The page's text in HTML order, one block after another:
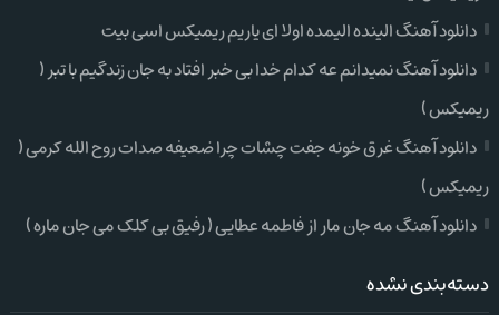
دانلود آهنگ الینده الیمده اولا ای یاریم ریمیکس اسی بیت
دانلود آهنگ نمیدانم عه کدام خدا بی خبر افتاد به جان زندگیم با تبر (
ریمیکس )
دانلود آهنگ غرق خونه جفت چشات چرا ضعیفه صدات روح الله کرمی (
ریمیکس )
دانلود آهنگ مه جان مار از فاطمه عطایی ( رفیق بی کلک می جان ماره )
دسته‌بندی نشده